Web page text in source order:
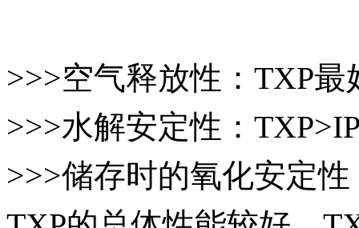
>>>空气释放性：TXP最
>>>水解安定性：
>>>储存时的氧化安定性